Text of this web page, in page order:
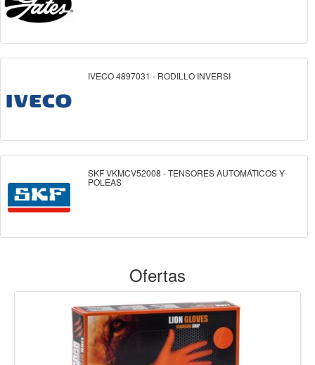
IVECO 4897031 - RODILLO INVERSI
SKF VKMCV52008 - TENSORES AUTOMÁTICOS Y
POLEAS
Ofertas